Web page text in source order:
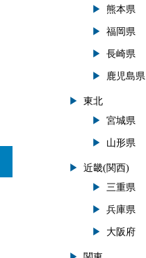
熊本県
福岡県
長崎県
鹿児島県
東北
宮城県
山形県
近畿(関西)
三重県
兵庫県
大阪府